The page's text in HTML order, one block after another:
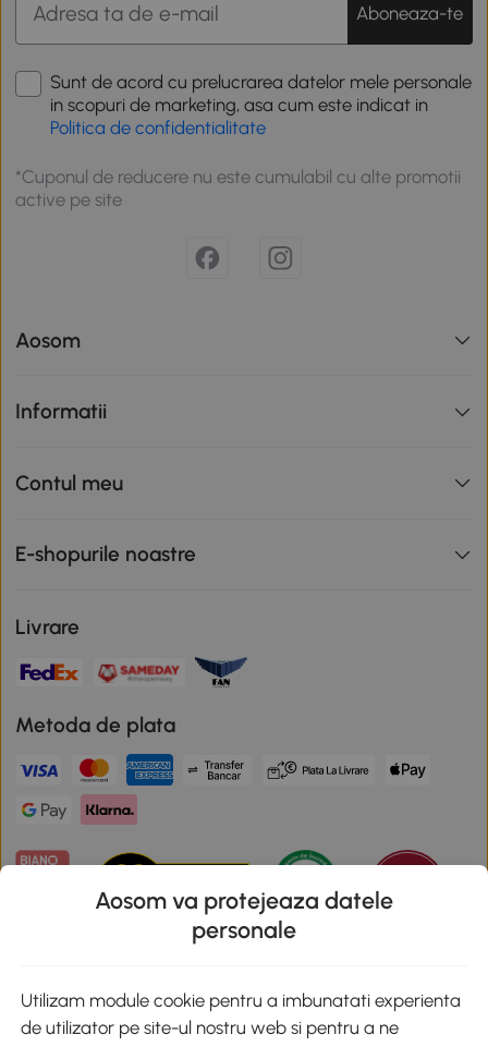
Aboneaza-te
Sunt de acord cu prelucrarea datelor mele personale
in scopuri de marketing, asa cum este indicat in
Politica de confidentialitate
*Cuponul de reducere nu este cumulabil cu alte promotii
active pe site
Aosom
Informatii
Contul meu
E-shopurile noastre
Livrare
Metoda de plata
Descarca aplicatia Aosom
Aosom va protejeaza datele
personale
Utilizam module cookie pentru a imbunatati experienta
de utilizator pe site-ul nostru web si pentru a ne